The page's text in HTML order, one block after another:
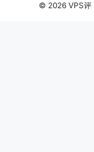
© 2026 VPS评